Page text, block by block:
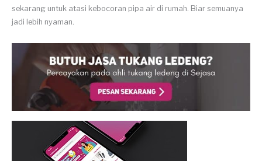
sekarang untuk atasi kebocoran pipa air di rumah. Biar semuanya
jadi lebih nyaman.